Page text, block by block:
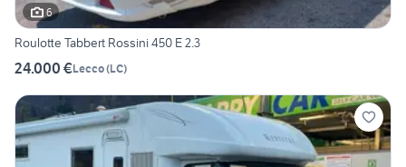
6
Roulotte Tabbert Rossini 450 E 2.3
24.000 €Lecco(LC)